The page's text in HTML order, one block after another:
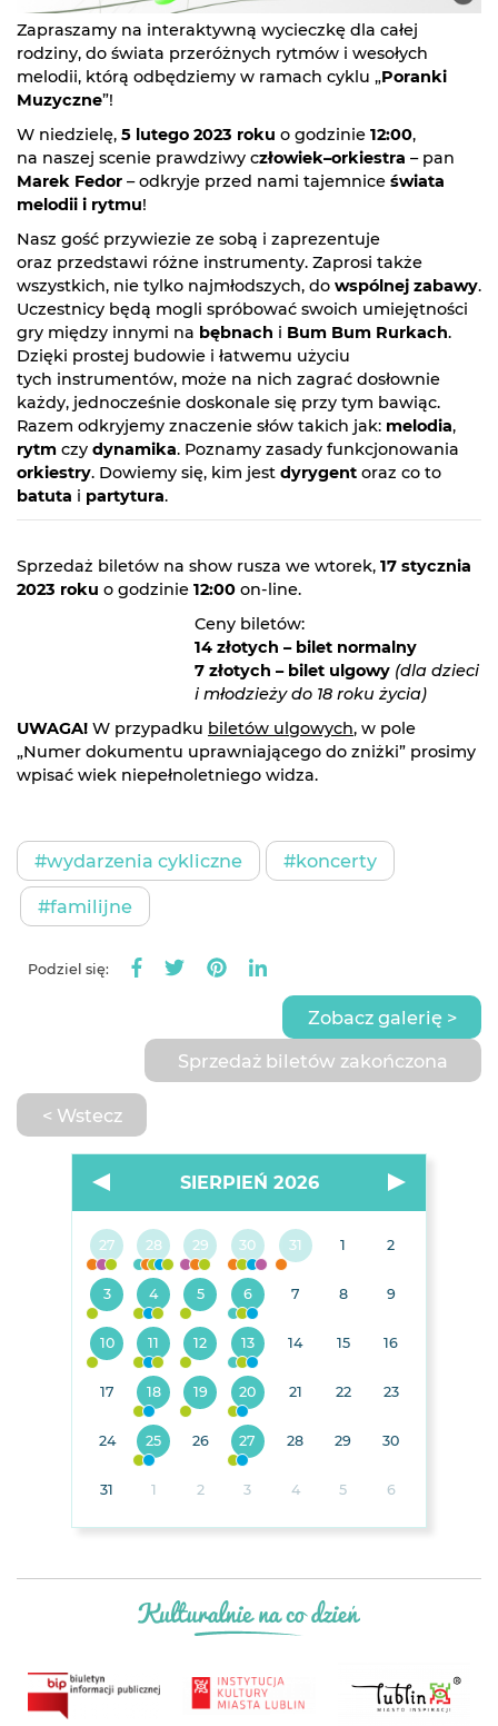
Zapraszamy na interaktywną wycieczkę dla całej
rodziny, do świata przeróżnych rytmów i wesołych
melodii, którą odbędziemy w ramach cyklu „Poranki
Muzyczne”!
W niedzielę, 5 lutego 2023 roku o godzinie 12:00,
na naszej scenie prawdziwy człowiek–orkiestra – pan
Marek Fedor – odkryje przed nami tajemnice świata
melodii i rytmu!
Nasz gość przywiezie ze sobą i zaprezentuje
oraz przedstawi różne instrumenty. Zaprosi także
wszystkich, nie tylko najmłodszych, do wspólnej zabawy.
Uczestnicy będą mogli spróbować swoich umiejętności
gry między innymi na bębnach i Bum Bum Rurkach.
Dzięki prostej budowie i łatwemu użyciu
tych instrumentów, może na nich zagrać dosłownie
każdy, jednocześnie doskonale się przy tym bawiąc.
Razem odkryjemy znaczenie słów takich jak: melodia,
rytm czy dynamika. Poznamy zasady funkcjonowania
orkiestry. Dowiemy się, kim jest dyrygent oraz co to
batuta i partytura.
Sprzedaż biletów na show rusza we wtorek, 17 stycznia
2023 roku o godzinie 12:00 on-line.
Ceny biletów:
14 złotych – bilet normalny
7 złotych – bilet ulgowy (dla dzieci
i młodzieży do 18 roku życia)
UWAGA! W przypadku biletów ulgowych, w pole
„Numer dokumentu uprawniającego do zniżki” prosimy
wpisać wiek niepełnoletniego widza.
#wydarzenia cykliczne #koncerty
#familijne
Podziel się:
< Wstecz
Zobacz galerię >
Sprzedaż biletów zakończona
SIERPIEŃ 2026
27 28 29 30 31 1 2
3 4 5 6 7 8 9
10 11 12 13 14 15 16
17 18 19 20 21 22 23
24 25 26 27 28 29 30
31 1 2 3 4 5 6